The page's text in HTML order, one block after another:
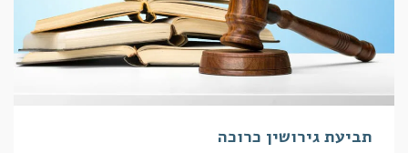
תביעת גירושין כרוכה